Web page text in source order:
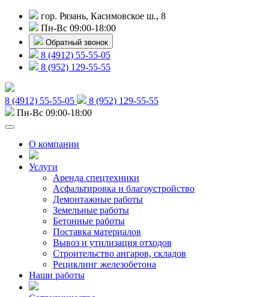
гор. Рязань, Касимовское ш., 8
Пн-Вс 09:00-18:00
Обратный звонок
8 (4912) 55-55-05
8 (952) 129-55-55
8 (4912) 55-55-05
8 (952) 129-55-55
Пн-Вс 09:00-18:00
О компании
Услуги
Аренда спецтехники
Асфальтировка и благоустройство
Демонтажные работы
Земельные работы
Бетонные работы
Поставка материалов
Вывоз и утилизация отходов
Строительство ангаров, складов
Рециклинг железобетона
Наши работы